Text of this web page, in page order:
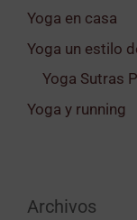
Yoga en casa
Yoga un estilo
Yoga Sutras
Yoga y running
Archivos